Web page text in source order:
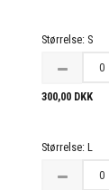
Størrelse: S
300,00 DKK
Størrelse: L